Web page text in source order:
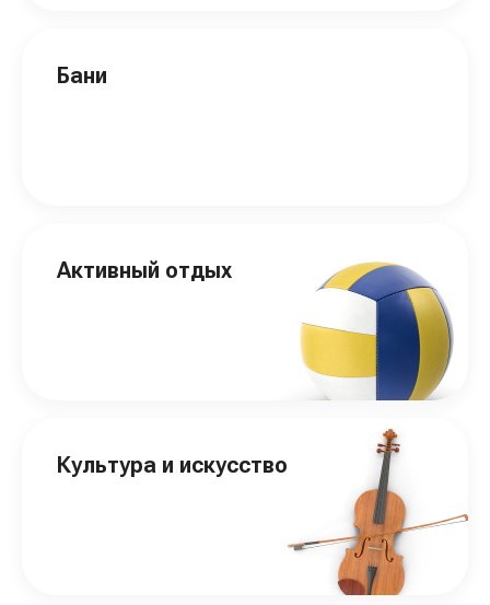
Бани
Активный отдых
Культура и искусство